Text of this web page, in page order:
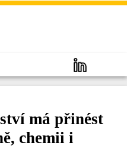
má přinést
chemii i